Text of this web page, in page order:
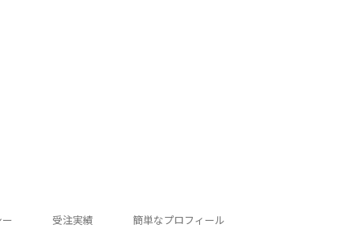
受注実績 簡単なプロフィール